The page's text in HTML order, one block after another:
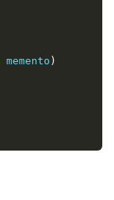
memento )